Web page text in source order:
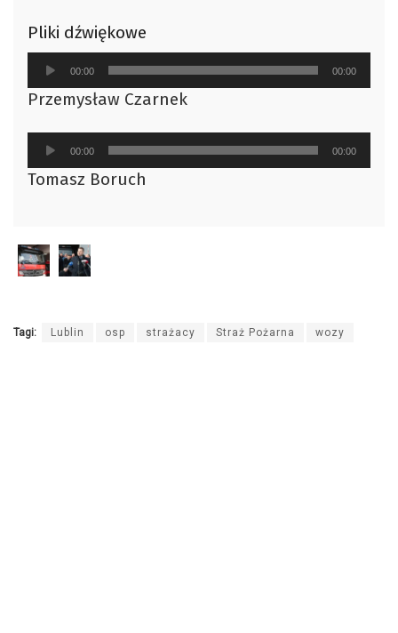
Pliki dźwiękowe
Odtwarzacz
plików
dźwiękowych
00:00 00:00
Przemysław Czarnek
Odtwarzacz
plików
dźwiękowych
00:00 00:00
Tomasz Boruch
Tagi: Lublin osp strażacy Straż Pożarna wozy